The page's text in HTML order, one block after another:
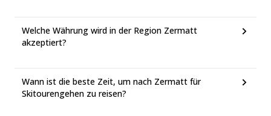
Welche Währung wird in der Region Zermatt
akzeptiert?
Wann ist die beste Zeit, um nach Zermatt für
Skitourengehen zu reisen?